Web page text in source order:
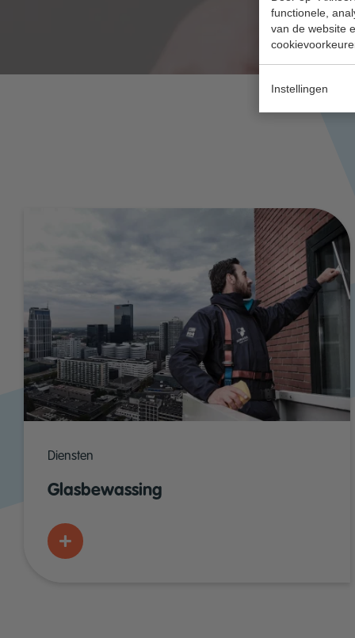
functionele,
van de website
Instellingen
Diensten
Glasbewassing
Meer weten